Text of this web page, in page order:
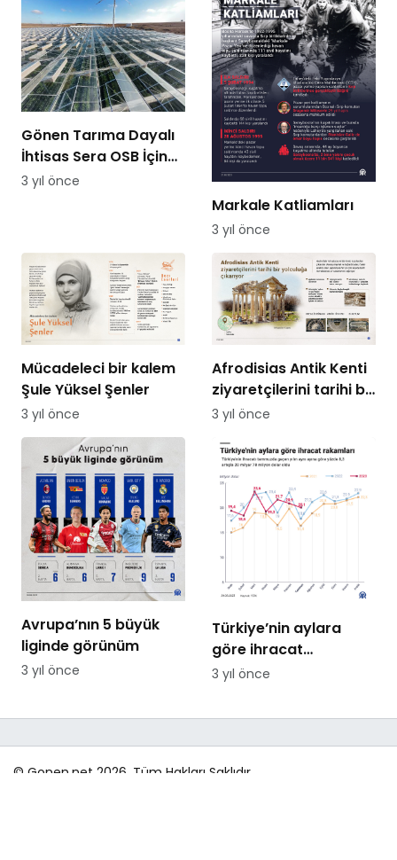
Gönen Tarıma Dayalı
İhtisas Sera OSB İçin
Ön Talepler Devam
3 yıl önce
Markale Katliamları
3 yıl önce
Mücadeleci bir kalem
Şule Yüksel Şenler
3 yıl önce
Afrodisias Antik Kenti
ziyaretçilerini tarihi bir
yolculuğa çıkarıyor
3 yıl önce
Avrupa’nın 5 büyük
liginde görünüm
3 yıl önce
Türkiye’nin aylara
göre ihracat
rakamları
3 yıl önce
© Gonen.net 2026, Tüm Hakları Saklıdır